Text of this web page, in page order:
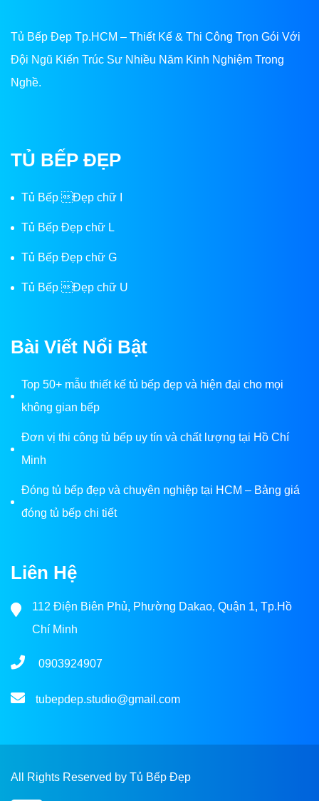
Tủ Bếp Đẹp Tp.HCM – Thiết Kế & Thi Công Trọn Gói Với
Đội Ngũ Kiến Trúc Sư Nhiều Năm Kinh Nghiệm Trong
Nghề.
TỦ BẾP ĐẸP
Tủ Bếp Đẹp chữ I
Tủ Bếp Đẹp chữ L
Tủ Bếp Đẹp chữ G
Tủ Bếp Đẹp chữ U
Bài Viết Nổi Bật
Top 50+ mẫu thiết kế tủ bếp đẹp và hiện đại cho mọi
không gian bếp
Đơn vị thi công tủ bếp uy tín và chất lượng tại Hồ Chí
Minh
Đóng tủ bếp đẹp và chuyên nghiệp tại HCM – Bảng giá
đóng tủ bếp chi tiết
Liên Hệ
112 Điện Biên Phủ, Phường Dakao, Quận 1, Tp.Hồ
Chí Minh
0903924907
tubepdep.studio@gmail.com
All Rights Reserved by Tủ Bếp Đẹp